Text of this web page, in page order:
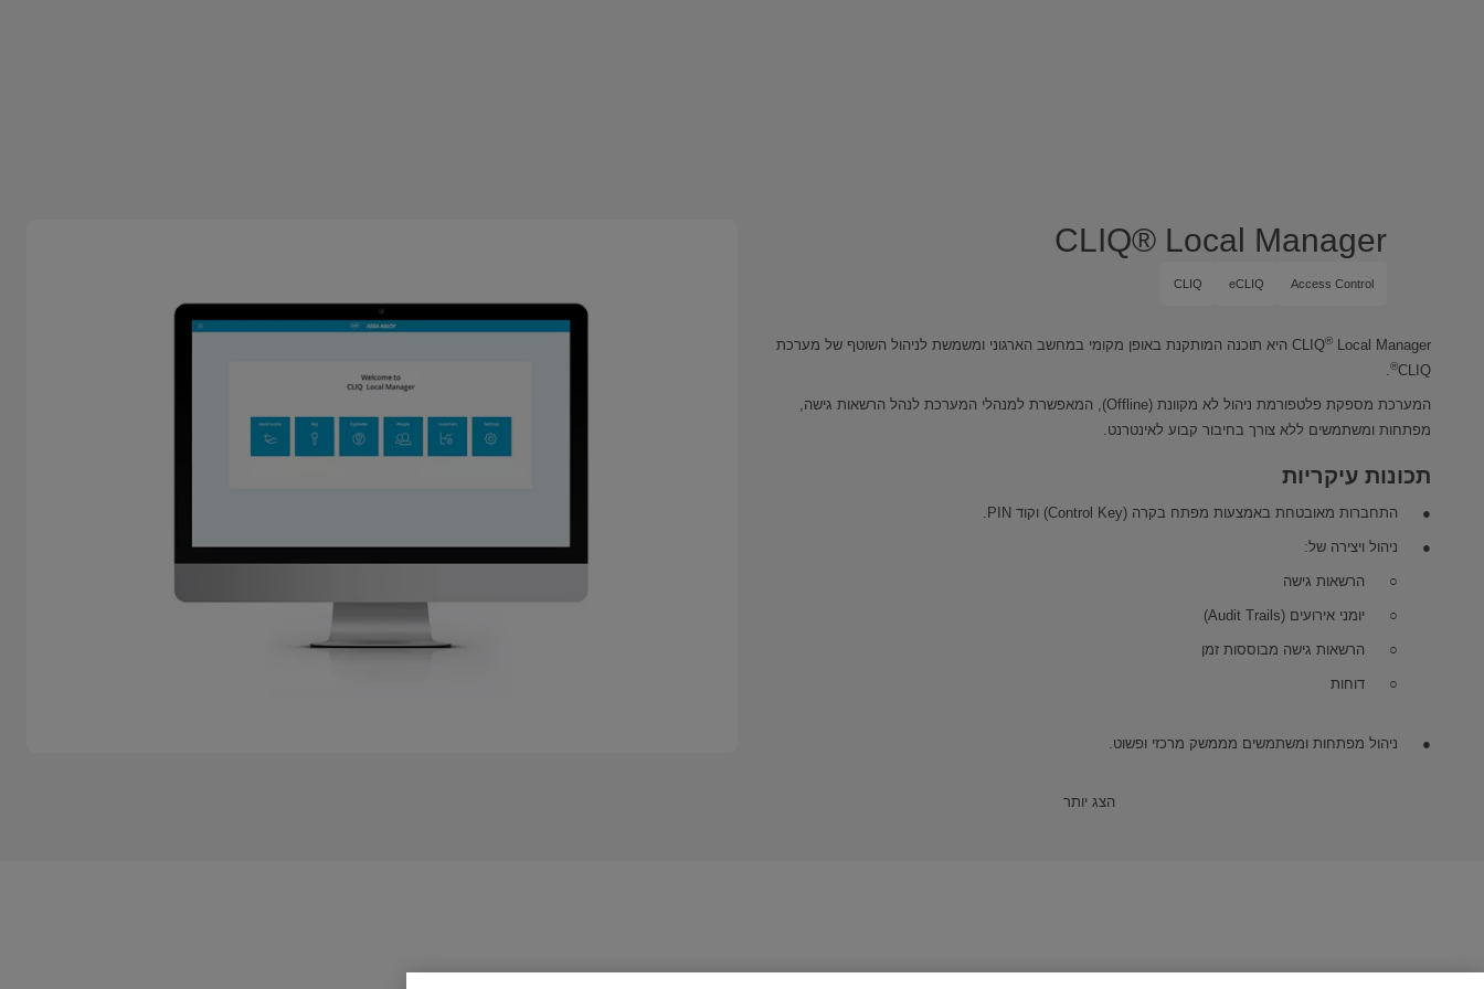
CLIQ® Local Manager
Access Control
eCLIQ
CLIQ
CLIQ®
Local Manager היא תוכנה המותקנת באופן מקומי במחשב הארגוני ומשמשת לניהול השוטף של מערכת
CLIQ
®
.
המערכת מספקת פלטפורמת ניהול לא מקוונת (Offline), המאפשרת למנהלי המערכת לנהל הרשאות גישה,
מפתחות ומשתמשים ללא צורך בחיבור קבוע לאינטרנט.
תכונות עיקריות
התחברות מאובטחת באמצעות מפתח בקרה (Control Key) וקוד PIN.
ניהול ויצירה של:
הרשאות גישה
יומני אירועים (Audit Trails)
הרשאות גישה מבוססות זמן
דוחות
ניהול מפתחות ומשתמשים מממשק מרכזי ופשוט.
הצג יותר